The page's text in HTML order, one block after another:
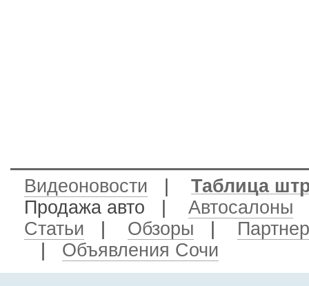
Видеоновости
Таблица
Продажа авто
Автосалоны
Статьи
Обзоры
Объявления Сочи